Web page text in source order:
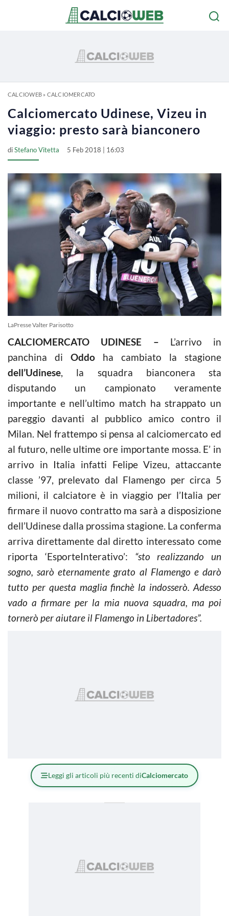
CALCIOWEB» CALCIOMERCATO
Calciomercato Udinese, Vizeu in
viaggio: presto sarà bianconero
diStefano Vitetta 5 Feb 2018 | 16:03
LaPresse Valter Parisotto
CALCIOMERCATO UDINESE – L’arrivo in
panchina di Oddo ha cambiato la stagione
dell’Udinese, la squadra bianconera sta
disputando un campionato veramente
importante e nell’ultimo match ha strappato un
pareggio davanti al pubblico amico contro il
Milan. Nel frattempo si pensa al calciomercato ed
al futuro, nelle ultime ore importante mossa. E’ in
arrivo in Italia infatti Felipe Vizeu, attaccante
classe ’97, prelevato dal Flamengo per circa 5
milioni, il calciatore è in viaggio per l’Italia per
firmare il nuovo contratto ma sarà a disposizione
dell’Udinese dalla prossima stagione. La conferma
arriva direttamente dal diretto interessato come
riporta ‘EsporteInterativo’: “sto realizzando un
sogno, sarò eternamente grato al Flamengo e darò
tutto per questa maglia finchè la indosserò. Adesso
vado a firmare per la mia nuova squadra, ma poi
tornerò per aiutare il Flamengo in Libertadores”.
Leggi gli articoli più recenti diCalciomercato